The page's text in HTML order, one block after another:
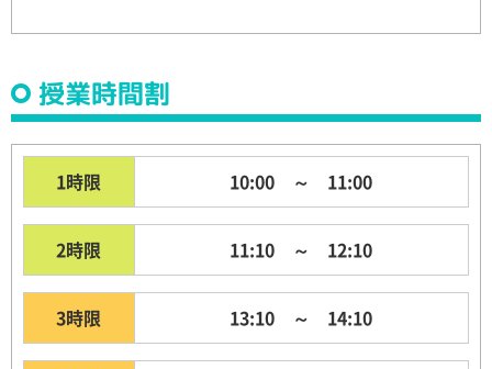
授業時間割
1時限 10:00 ～ 11:00
2時限 11:10 ～ 12:10
3時限 13:10 ～ 14:10